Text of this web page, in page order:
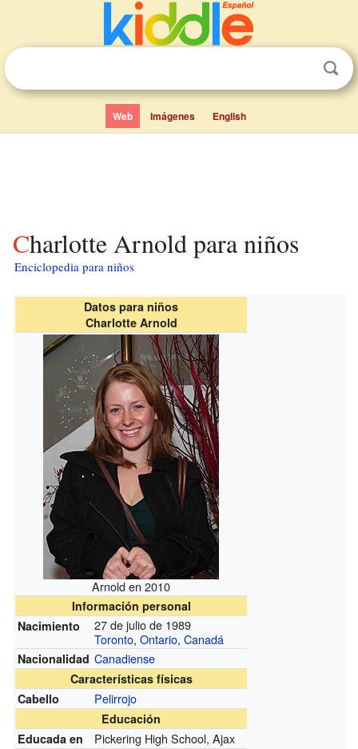
Web Imágenes English
Charlotte Arnold para niños
Enciclopedia para niños
Datos para niños
Charlotte Arnold
Arnold en 2010
Información personal
Nacimiento
27 de julio de 1989
Toronto,Ontario,Canadá
Nacionalidad Canadiense
Características físicas
Cabello
Pelirrojo
Educación
Educada en
Pickering High School, Ajax